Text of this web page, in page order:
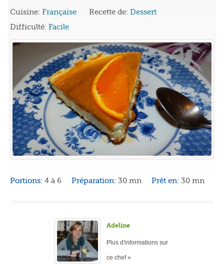
Cuisine: Française Recette de: Dessert
Difficulté: Facile
Portions: 4 à 6 Préparation: 30 mn Prêt en: 30 mn
Adeline
Plus d'informations sur
ce chef »